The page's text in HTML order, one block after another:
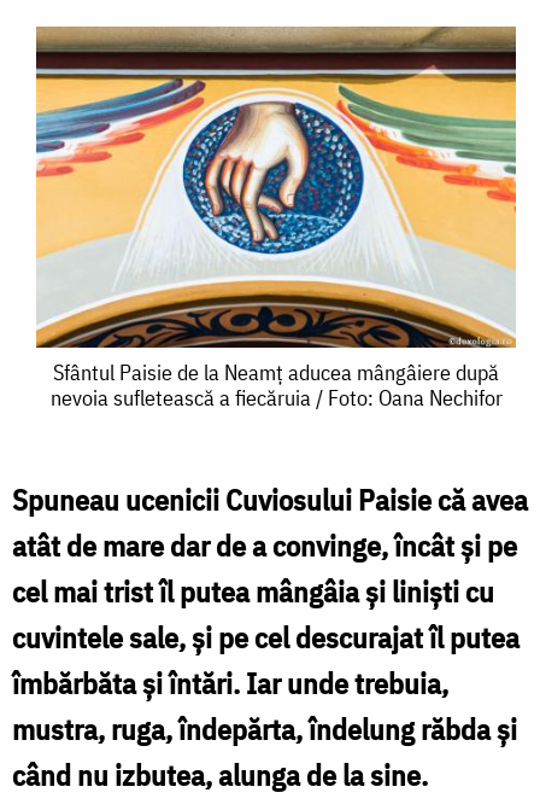
Sfântul
Paisie
la
Neamț
aducea
mângâiere
după
sufletească
a
Sfântul Paisie de la Neamț aducea mângâiere după
nevoia sufletească a fiecăruia / Foto: Oana Nechifor
Spuneau ucenicii Cuviosului Paisie că avea
atât de mare dar de a convinge, încât şi pe
cel mai trist îl putea mângâia şi linişti cu
cuvintele sale, şi pe cel descurajat îl putea
îmbărbăta şi întări. Iar unde trebuia,
mustra, ruga, îndepărta, îndelung răbda şi
când nu izbutea, alunga de la sine.